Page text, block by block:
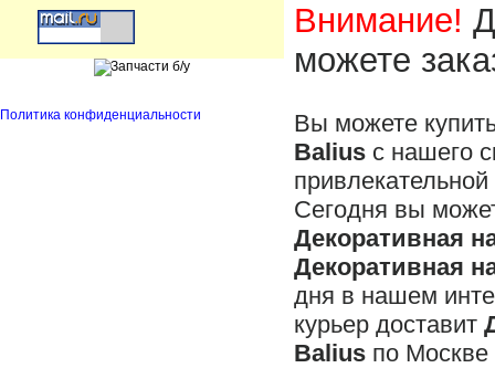
Внимание!
можете
Вы можете
Balius с нашего
Сегодня вы
Декоративная
Декоративная
дня в нашем
курьер доставит
Balius по Москве
Политика конфиденциальности